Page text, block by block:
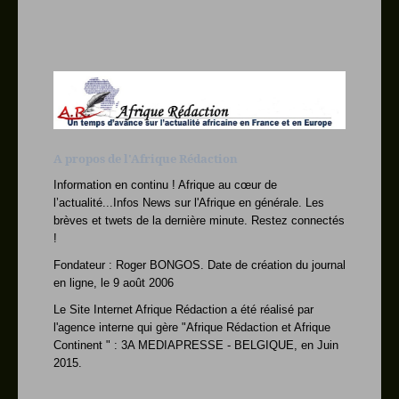
Un tir fratricide am
lors de la frappe aérien
Sénégal : L’ex
Le prévenu, 72 ans, qui avait
C’est fait ! U
Le drapeau cubain a pris sa place
lundi dans l
RDC : Museveni sous
Voici comment les
Ougandais sont plus intére
RDC : Ça chauffe ent
L’opinion ne cessait de
s’interroger au suje
Grands Lacs : Face à
L’Envoyé spécial Saïd
Djinnit et le Secrétaire
RDC : Denis Mukwege
Le gynécologue
congolais Denis Mukwege s'e
A propos de l'Afrique Rédaction
Information en continu ! Afrique au cœur de
l’actualité...Infos News sur l'Afrique en générale. Les
brèves et twets de la dernière minute. Restez connectés
!
Fondateur : Roger BONGOS. Date de création du journal
en ligne, le 9 août 2006
Le Site Internet Afrique Rédaction a été réalisé par
l'agence interne qui gère "Afrique Rédaction et Afrique
Continent " : 3A MEDIAPRESSE - BELGIQUE, en Juin
2015.